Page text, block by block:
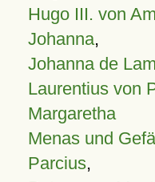
Hugo III. von
Johanna,
Johanna de
Laurentius von
Margaretha
Menas und
Parcius,